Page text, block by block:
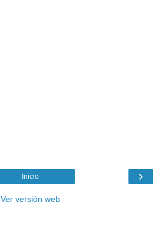
›
Inicio
Ver versión web